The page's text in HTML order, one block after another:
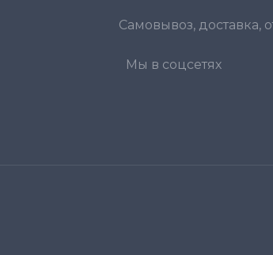
Самовывоз, доставка,
Мы в соцсетях